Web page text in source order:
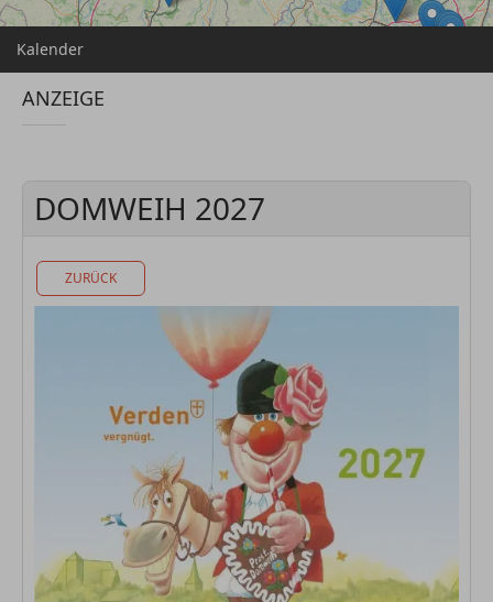
Kalender
ANZEIGE
DOMWEIH 2027
ZURÜCK